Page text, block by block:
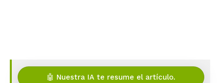
🤖 Nuestra IA te resume el artículo.